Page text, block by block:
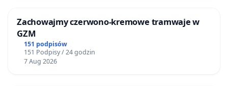
Zachowajmy czerwono-kremowe tramwaje w
GZM
151 podpisów
151 Podpisy / 24 godzin
7 Aug 2026